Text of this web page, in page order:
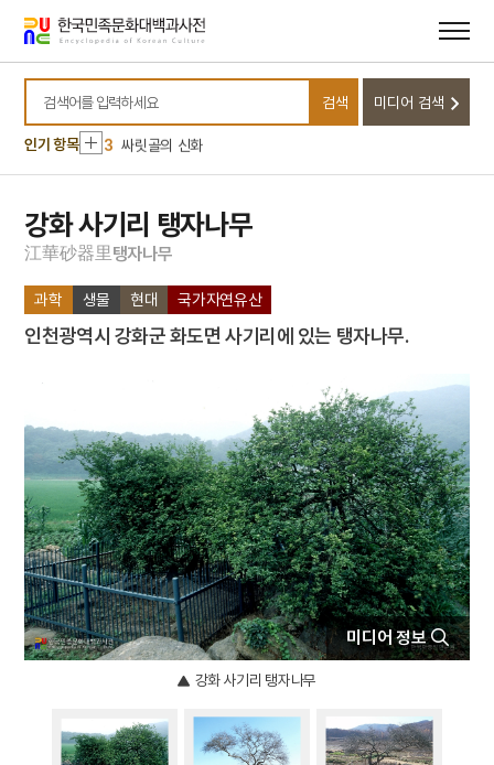
바로가기
바로가기
검색어를 입력하세요
검색 미디어 검색
인기 항목
10 내부순환로
1 금성대군
2 익모초
3 싸릿골의 신화
4 몽유도원도
반야심경
6
속담
8
최치원
9
경의선
2 익모초
3 싸릿골의 신화
4 몽유도원도
5 반야심경
6 속담
7 일제강점기
8 최치원
강화 사기리 탱자나무
江華砂器里탱자나무
과학 생물 현대 국가자연유산
인천광역시 강화군 화도면 사기리에 있는 탱자나무.
미디어 정보
강화 사기리 탱자나무